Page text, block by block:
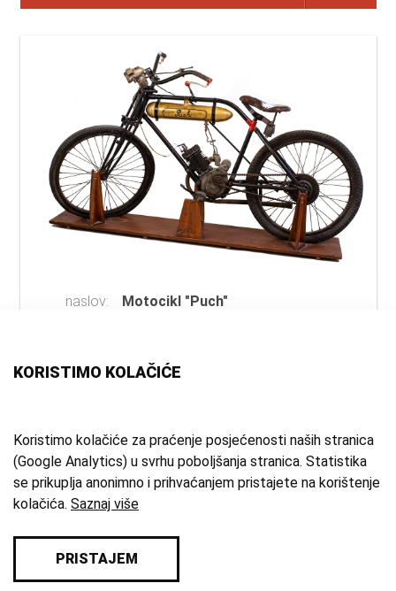
naslov:
Motocikl "Puch"
građe:
vrijeme
izrade:
1923. g.
zbirka: Kulturno-povijesna zbirka
KORISTIMO KOLAČIĆE
Koristimo kolačiće za praćenje posjećenosti naših stranica
(Google Analytics) u svrhu poboljšanja stranica. Statistika
se prikuplja anonimno i prihvaćanjem pristajete na korištenje
kolačića. Saznaj više
PRISTAJEM